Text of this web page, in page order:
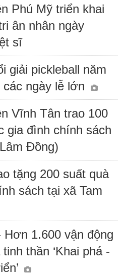
Phú Mỹ triển khai
ân nhân ngày
sĩ
giải pickleball năm
ngày lễ lớn
Vĩnh Tân trao 100
gia đình chính sách
Đồng)
tặng 200 suất quà
sách tại xã Tam
Hơn 1.600 vận động
thần ‘Khai phá -